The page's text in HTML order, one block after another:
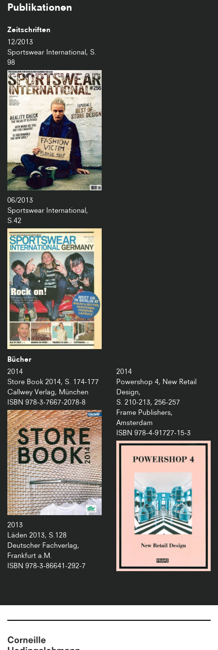
Publikationen
Zeitschriften
12/2013
Sportswear International, S.
98
06/2013
Sportswear International,
S.42
Bücher
2014
Store Book 2014, S. 174-177
Callwey Verlag, München
ISBN 978-3-7667-2078-8
2013
Läden 2013, S.128
Deutscher Fachverlag,
Frankfurt a.M.
ISBN 978-3-86641-292-7
2014
Powershop 4, New Retail
Design,
S. 210-213, 256-257
Frame Publishers,
Amsterdam
ISBN 978-4-91727-15-3